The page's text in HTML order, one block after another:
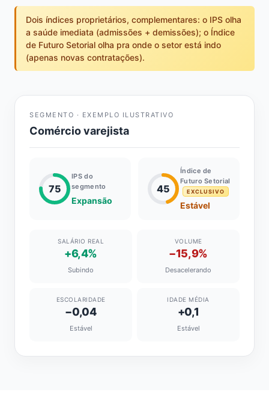
Dois índices proprietários, complementares: o IPS olha
a saúde imediata (admissões + demissões); o Índice
de Futuro Setorial olha pra onde o setor está indo
(apenas novas contratações).
SEGMENTO · EXEMPLO ILUSTRATIVO
Comércio varejista
75
IPS do
segmento
Expansão
45
Índice de
Futuro Setorial
EXCLUSIVO
Estável
SALÁRIO REAL
+6,4%
Subindo
VOLUME
−15,9%
Desacelerando
ESCOLARIDADE
−0,04
Estável
IDADE MÉDIA
+0,1
Estável